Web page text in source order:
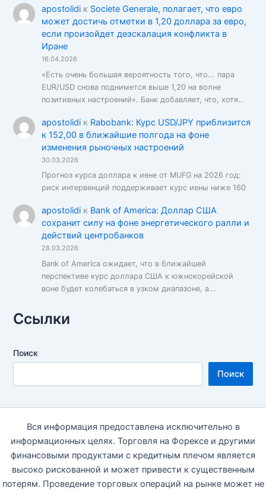
apostolidiк Societe Generale, полагает, что евро
может достичь отметки в 1,20 доллара за евро,
если произойдет деэскалация конфликта в
Иране
16.04.2026
«Есть очень большая вероятность того, что... пара
EUR/USD снова поднимется выше 1,20 на волне
позитивных настроений». Банк добавляет, что, хотя…
apostolidiк Rabobank: Курс USD/JPY приблизится
к 152,00 в ближайшие полгода на фоне
изменения рыночных настроений
30.03.2026
Прогноз курса доллара к иене от MUFG на 2026 год:
риск интервенций поддерживает курс иены ниже 160
apostolidiк Bank of America: Доллар США
сохранит силу на фоне энергетического ралли и
действий центробанков
28.03.2026
Bank of America ожидает, что в ближайшей
перспективе курс доллара США к южнокорейской
воне будет колебаться в узком диапазоне, а…
Ссылки
Поиск
Поиск
Вся информация предоставлена исключительно в
информационных целях. Торговля на Форексе и другими
финансовыми продуктами с кредитным плечом является
высоко рискованной и может привести к существенным
потерям. Проведение торговых операций на рынке может не